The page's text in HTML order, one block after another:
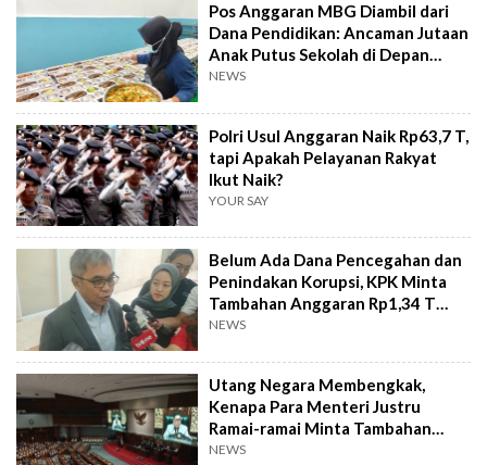
Pos Anggaran MBG Diambil dari
Dana Pendidikan: Ancaman Jutaan
Anak Putus Sekolah di Depan
Mata
NEWS
Polri Usul Anggaran Naik Rp63,7 T,
tapi Apakah Pelayanan Rakyat
Ikut Naik?
YOUR SAY
Belum Ada Dana Pencegahan dan
Penindakan Korupsi, KPK Minta
Tambahan Anggaran Rp1,34 T
Buat 2026
NEWS
Utang Negara Membengkak,
Kenapa Para Menteri Justru
Ramai-ramai Minta Tambahan
Anggaran?
NEWS